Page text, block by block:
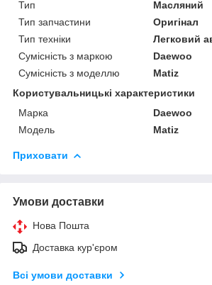
Тип
Масляний
Тип запчастини
Оригінал
Тип техніки
Легковий
Сумісність з маркою
Daewoo
Сумісність з моделлю
Matiz
Користувальницькі характеристики
Марка
Daewoo
Модель
Matiz
Приховати
Умови доставки
Нова Пошта
Доставка кур'єром
Всі умови доставки